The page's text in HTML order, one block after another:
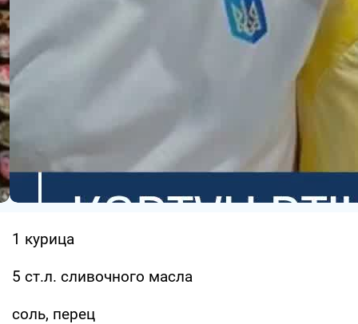
1 курица
5 ст.л. сливочного масла
соль, перец